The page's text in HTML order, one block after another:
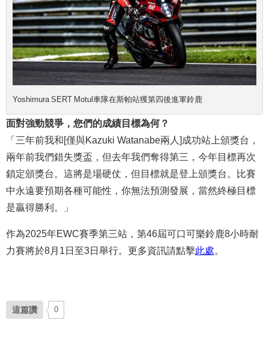
Yoshimura SERT Motul車隊在斯帕站獲第四後進軍鈴鹿
面對強勁競爭，您們的成績目標為何？
「三年前我和[僅與Kazuki Watanabe兩人]成功站上頒獎台，
兩年前我們錯失獎盃，但去年我們奪得第三，今年目標再次
鎖定頒獎台。這將是場硬仗，但目標就是登上頒獎台。比賽
中永遠要預期各種可能性，你無法預測發展，當然終極目標
是贏得勝利。」
作為2025年EWC賽季第三站，第46屆可口可樂鈴鹿8小時耐
力賽將於8月1日至3日舉行。更多資訊請點擊此處
這篇讚 0